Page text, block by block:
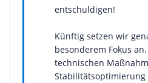
entschuldigen!
Künftig setzen wir
besonderem Fokus
technischen